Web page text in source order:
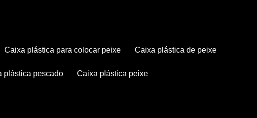
caixa plástica para colocar peixe caixa plástica de peixe
plástica pescado caixa plástica peixe